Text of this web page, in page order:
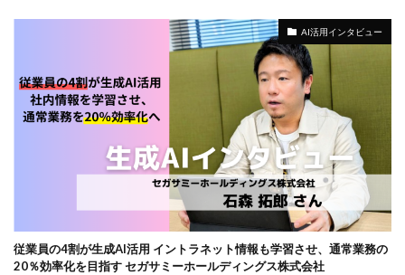
AI活用インタビュー
従業員の4割が生成AI活用 イントラネット情報も学習させ、通常業務の
20％効率化を目指す セガサミーホールディングス株式会社